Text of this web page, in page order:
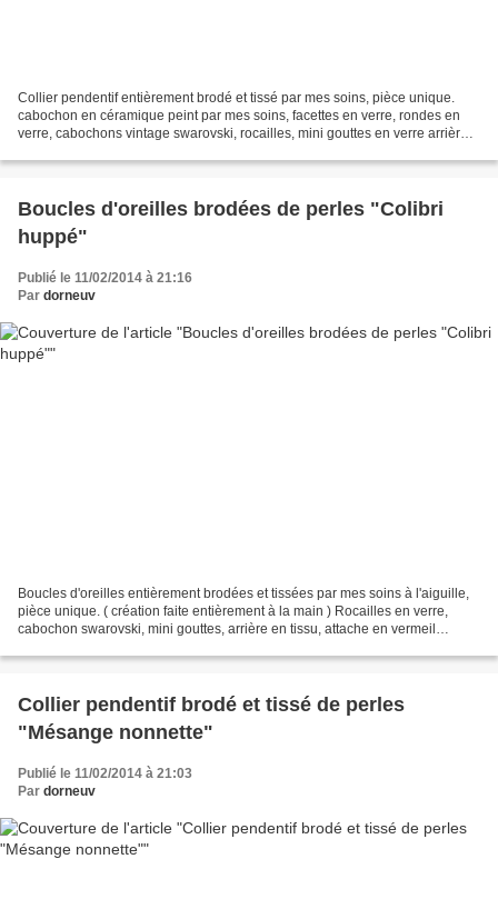
Collier pendentif entièrement brodé et tissé par mes soins, pièce unique.
cabochon en céramique peint par mes soins, facettes en verre, rondes en
verre, cabochons vintage swarovski, rocailles, mini gouttes en verre arrière
Boucles d'oreilles brodées de perles "Colibri
huppé"
Publié le 11/02/2014 à 21:16
Par dorneuv
Boucles d'oreilles entièrement brodées et tissées par mes soins à l'aiguille,
pièce unique. ( création faite entièrement à la main ) Rocailles en verre,
cabochon swarovski, mini gouttes, arrière en tissu, attache en vermeil
Collier pendentif brodé et tissé de perles
"Mésange nonnette"
Publié le 11/02/2014 à 21:03
Par dorneuv